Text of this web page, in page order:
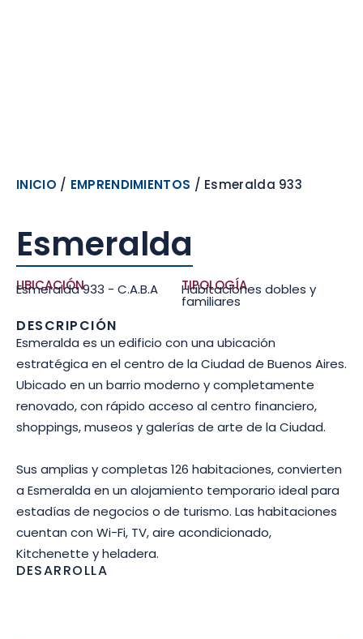
INICIO / EMPRENDIMIENTOS / Esmeralda 933
Esmeralda
UBICACIÓN
Esmeralda 933 - C.A.B.A TIPOLOGÍA
Habitaciones dobles y
familiares
DESCRIPCIÓN
Esmeralda es un edificio con una ubicación
estratégica en el centro de la Ciudad de Buenos Aires.
Ubicado en un barrio moderno y completamente
renovado, con rápido acceso al centro financiero,
shoppings, museos y galerías de arte de la Ciudad.
Sus amplias y completas 126 habitaciones, convierten
a Esmeralda en un alojamiento temporario ideal para
estadías de negocios o de turismo. Las habitaciones
cuentan con Wi-Fi, TV, aire acondicionado,
Kitchenette y heladera.
DESARROLLA